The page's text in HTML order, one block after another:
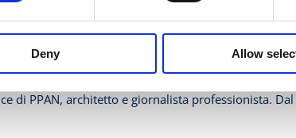
Deny Allow
di PPAN, architetto e giornalista professionista.